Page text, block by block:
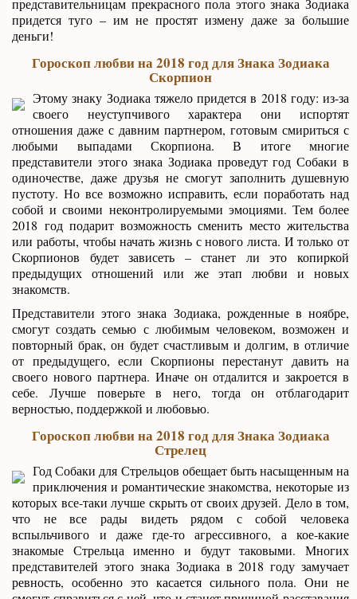
придется туго – им не простят измену даже за большие
деньги!
Гороскоп любви на 2018 год для Знака Зодиака
Скорпион
Этому знаку Зодиака тяжело придется в 2018 году: из-за
своего неуступчивого характера они испортят
отношения даже с давним партнером, готовым смириться с
любыми выпадами Скорпиона. В итоге многие
представители этого знака Зодиака проведут год Собаки в
одиночестве, даже друзья не смогут заполнить душевную
пустоту. Но все возможно исправить, если поработать над
собой и своими неконтролируемыми эмоциями. Тем более
2018 год подарит возможность сменить место жительства
или работы, чтобы начать жизнь с нового листа. И только от
Скорпионов будет зависеть – станет ли это копиркой
предыдущих отношений или же этап любви и новых
знакомств.
Представители этого знака Зодиака, рожденные в ноябре,
смогут создать семью с любимым человеком, возможен и
повторный брак, он будет счастливым и долгим, в отличие
от предыдущего, если Скорпионы перестанут давить на
своего нового партнера. Иначе он отдалится и закроется в
себе. Лучше поверьте в него, тогда он отблагодарит
верностью, поддержкой и любовью.
Гороскоп любви на 2018 год для Знака Зодиака
Стрелец
Год Собаки для Стрельцов обещает быть насыщенным на
приключения и романтические знакомства, некоторые из
которых все-таки лучше скрыть от своих друзей. Дело в том,
что не все рады видеть рядом с собой человека
вспыльчивого и даже где-то агрессивного, а кое-какие
знакомые Стрельца именно и будут таковыми. Многих
представителей этого знака Зодиака в 2018 году замучает
ревность, особенно это касается сильного пола. Они не